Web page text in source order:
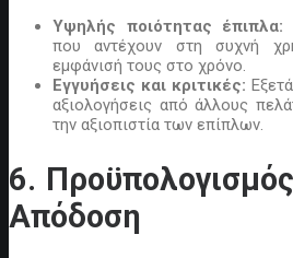
Υψηλής ποιότητας έπιπλα:
που αντέχουν στη συχνή
εμφάνισή τους στο χρόνο.
Εγγυήσεις και κριτικές:
αξιολογήσεις από άλλους
την αξιοπιστία των επίπλων.
6.
Απόδοση